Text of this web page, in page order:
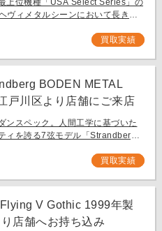
上位機種「USA Select Series」の
ヴィメタルシーンにおいて長きに
買取実績
BODEN METAL
戸川区より店舗にご来店
ンスペック。人間工学に基づいた
ィを誇る7弦モデル「Strandberg
買取実績
V Gothic 1999年製
店舗へお持ち込み